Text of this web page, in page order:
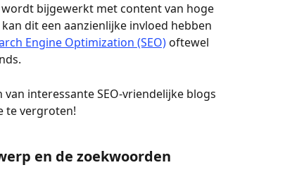
bijgewerkt met content van hoge
dit een aanzienlijke invloed hebben
Engine Optimization (SEO) oftewel
interessante SEO-vriendelijke blogs
te vergroten!
en de zoekwoorden